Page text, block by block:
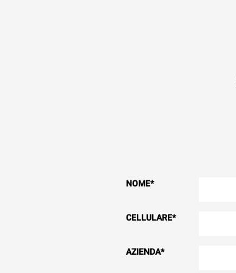
NOME*
CELLULARE*
AZIENDA*